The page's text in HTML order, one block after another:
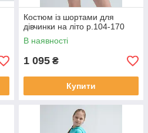
Костюм із шортами для
дівчинки на літо р.104-170
В наявності
1 095 ₴
Купити